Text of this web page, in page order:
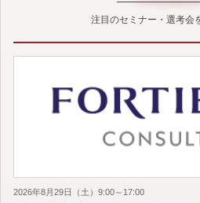
注目のセミナー・選考会
2026年8月29日（土）9:00～17:00